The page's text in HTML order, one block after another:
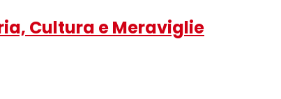
Cultura e Meraviglie